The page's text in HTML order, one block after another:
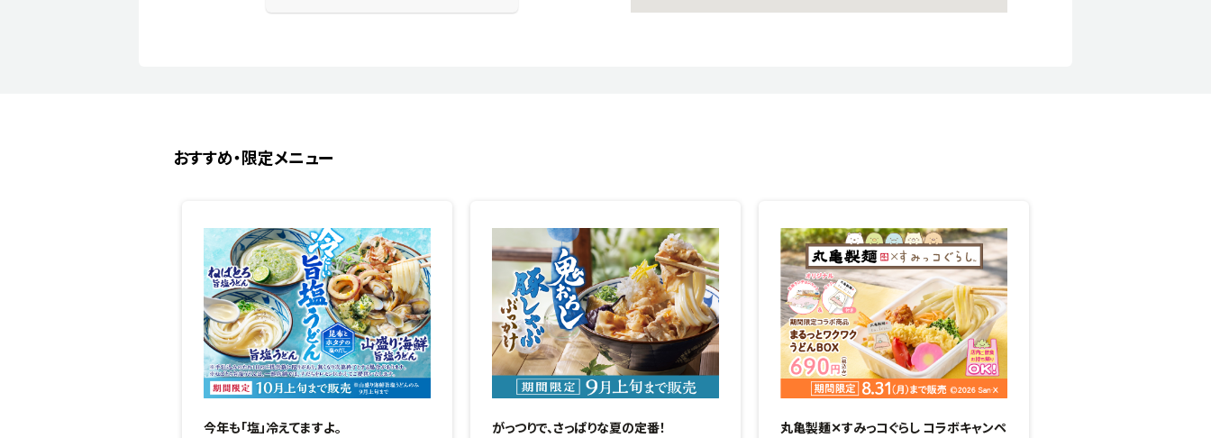
おすすめ・限定メニュー
今年も「塩」冷えてますよ。 がっつりで、さっぱりな夏の定番！
丸亀製麺✕すみっコぐらし コラボキャンペ